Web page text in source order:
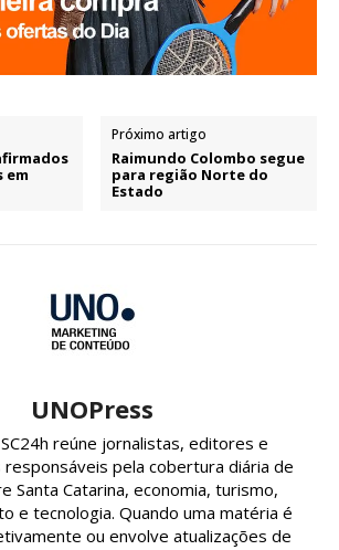
em
Próximo artigo
Raimundo Colombo segue
para região Norte do
Estado
UNOPress
reúne jornalistas, editores e
pela cobertura diária de
Santa Catarina, economia, turismo,
e tecnologia. Quando uma matéria é
ou envolve atualizações de